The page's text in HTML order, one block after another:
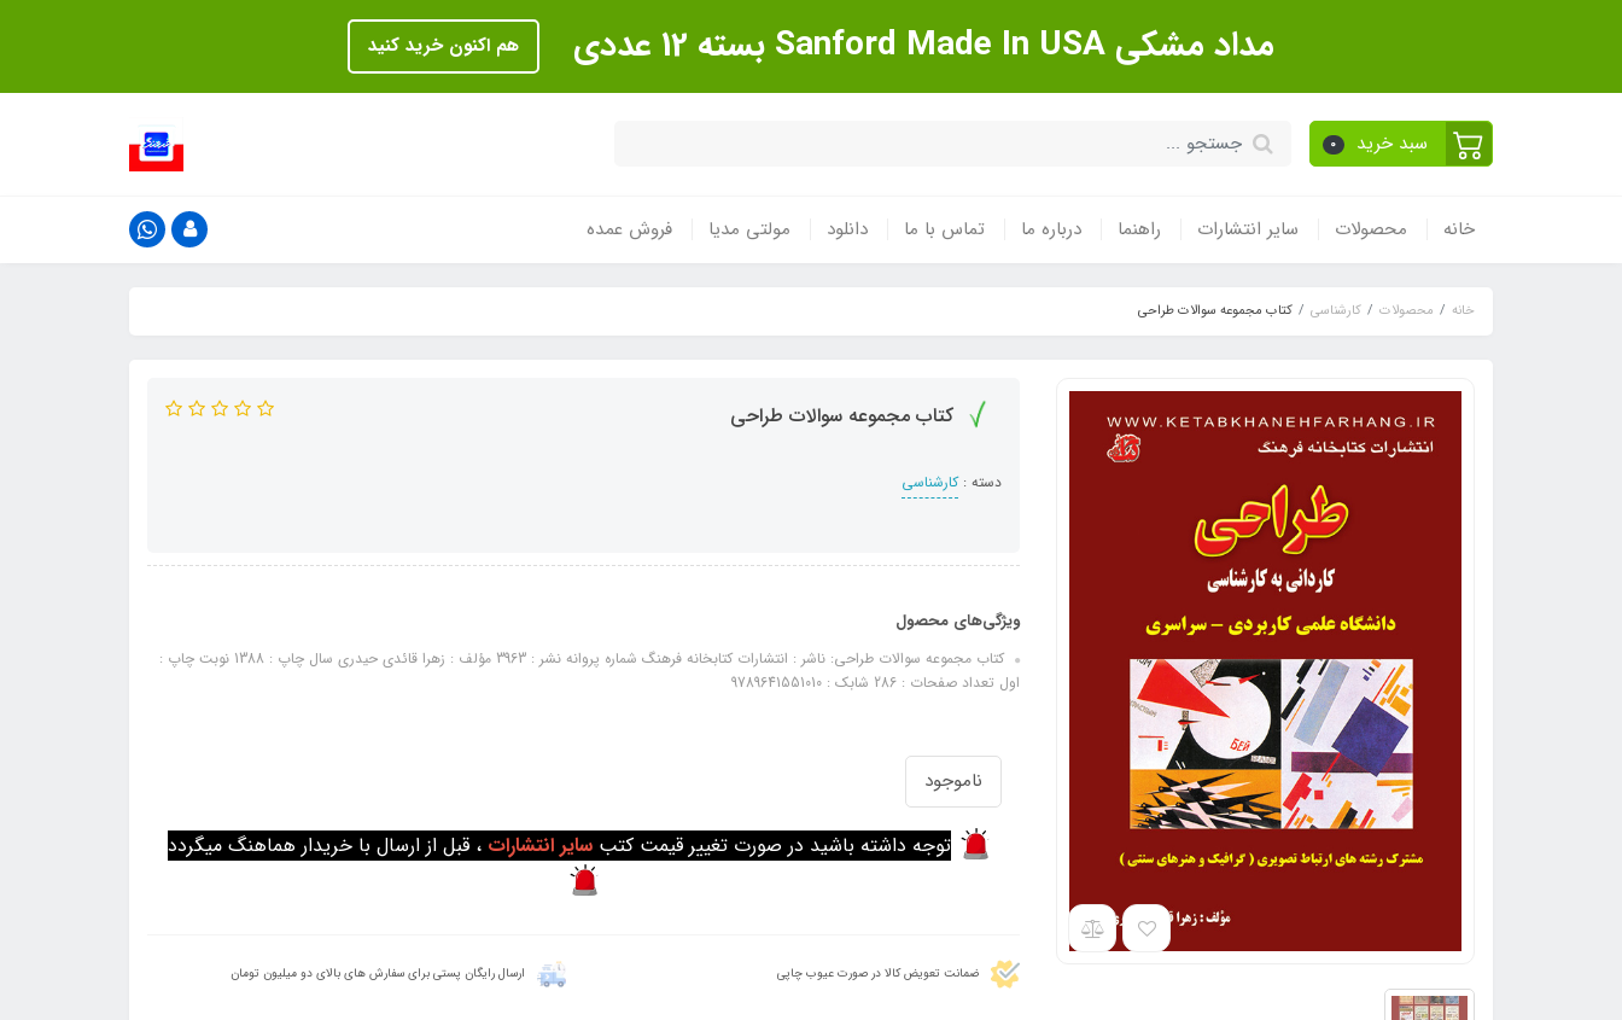
مداد مشکی Sanford Made In USA بسته 12 عددی هم اکنون خرید کنید
سبد خرید 0
خانه محصولات سایر انتشارات راهنما درباره ما تماس با ما دانلود مولتی مدیا فروش عمده
خانه محصولات کارشناسی کتاب مجموعه سوالات طراحی
کتاب مجموعه سوالات طراحی
دسته :کارشناسی
ویژگی‌های محصول
کتاب مجموعه سوالات طراحی: ناشر : انتشارات کتابخانه فرهنگ شماره پروانه نشر : 3963 مؤلف : زهرا قائدی حیدری سال چاپ : 1388 نوبت چاپ :
اول تعداد صفحات : 286 شابک : 9789641551010
ناموجود
توجه داشته باشید در صورت تغییر قیمت کتب سایر انتشارات ، قبل از ارسال با خریدار هماهنگ میگردد
ضمانت تعویض کالا در صورت عیوب چاپی ارسال رایگان پستی برای سفارش های بالای دو میلیون تومان